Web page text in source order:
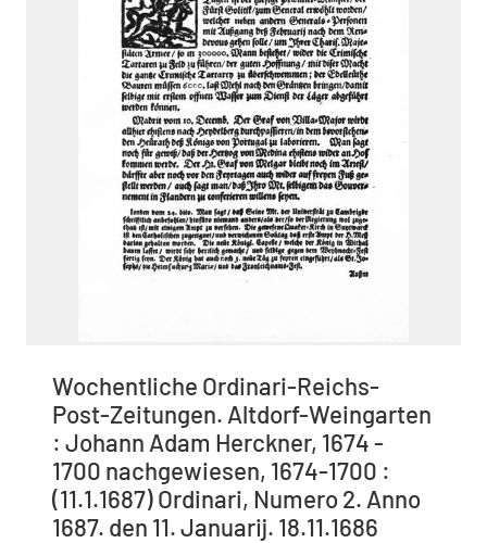
Wochentliche Ordinari-Reichs-
Post-Zeitungen. Altdorf-Weingarten
: Johann Adam Herckner, 1674 -
1700 nachgewiesen, 1674-1700 :
(11.1.1687) Ordinari, Numero 2. Anno
1687. den 11. Januarij. 18.11.1686